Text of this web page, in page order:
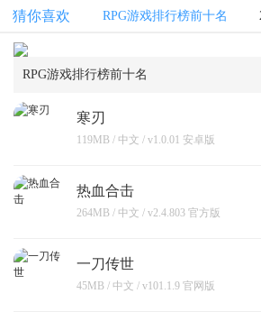
猜你喜欢 RPG游戏排行榜前十名
RPG游戏排行榜前十名
寒刃
119MB / 中文 / v1.0.01 安卓版
热血合击
264MB / 中文 / v2.4.803 官方版
一刀传世
45MB / 中文 / v101.1.9 官网版